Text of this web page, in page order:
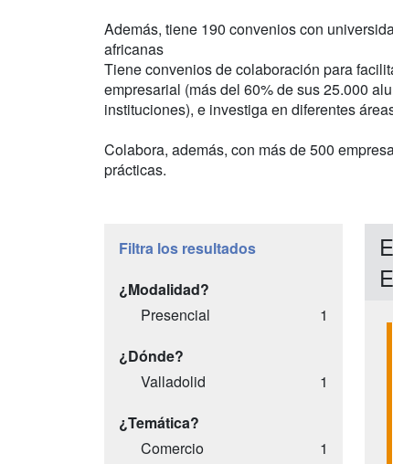
Además, tiene 190 convenios con
africanas
Tiene convenios de colaboración para
empresarial (más del 60% de sus 25.000
instituciones), e investiga en diferentes
Colabora, además, con más de 500
prácticas.
Filtra los resultados
¿Modalidad?
Presencial
1
¿Dónde?
Valladolid
1
¿Temática?
Comercio
1